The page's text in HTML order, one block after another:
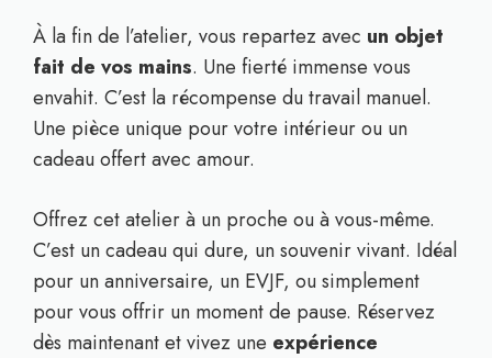
À la fin de l’atelier, vous repartez avec un objet
fait de vos mains. Une fierté immense vous
envahit. C’est la récompense du travail manuel.
Une pièce unique pour votre intérieur ou un
cadeau offert avec amour.
Offrez cet atelier à un proche ou à vous-même.
C’est un cadeau qui dure, un souvenir vivant. Idéal
pour un anniversaire, un EVJF, ou simplement
pour vous offrir un moment de pause. Réservez
dès maintenant et vivez une expérience